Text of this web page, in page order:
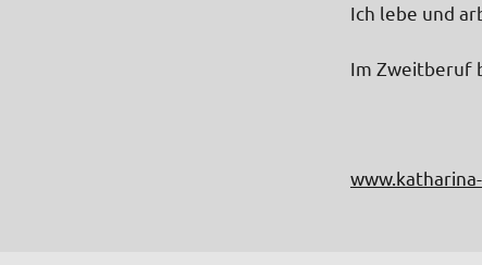
Ich lebe und
Im Zweitberuf